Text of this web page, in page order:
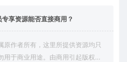
享资源能否直接商用？
原作者所有，这里所提供资源均只
用于商业用途。由商用引起版权纠